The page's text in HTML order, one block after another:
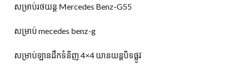
សម្រាប់រថយន្ត Mercedes Benz-G55
សម្រាប់ mecedes benz-g
សម្រាប់ឡានដឹកទំនិញ 4×4 យានយន្តបិទផ្លូវ